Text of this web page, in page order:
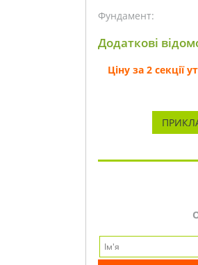
Фундамент:
Додаткові
Ціну за 2 секції